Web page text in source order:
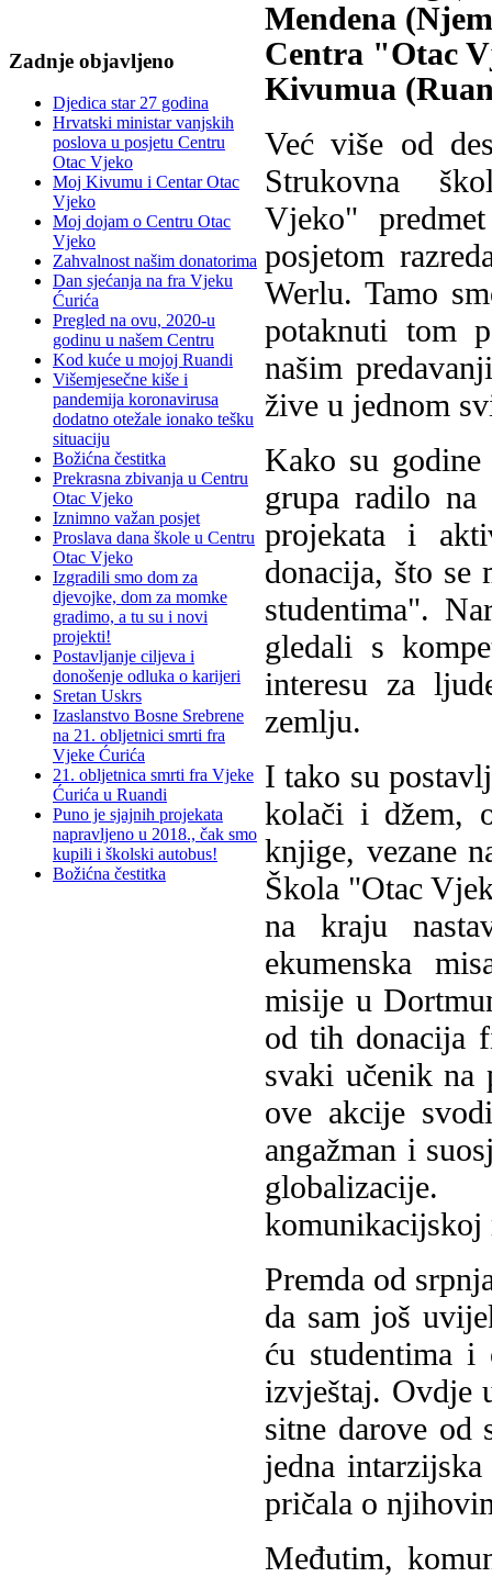
Zadnje objavljeno
Djedica star 27 godina
Hrvatski ministar vanjskih
poslova u posjetu Centru
Otac Vjeko
Moj Kivumu i Centar Otac
Vjeko
Moj dojam o Centru Otac
Vjeko
Zahvalnost našim donatorima
Dan sjećanja na fra Vjeku
Ćurića
Pregled na ovu, 2020-u
godinu u našem Centru
Kod kuće u mojoj Ruandi
Višemjesečne kiše i
pandemija koronavirusa
dodatno otežale ionako tešku
situaciju
Božićna čestitka
Prekrasna zbivanja u Centru
Otac Vjeko
Iznimno važan posjet
Proslava dana škole u Centru
Otac Vjeko
Izgradili smo dom za
djevojke, dom za momke
gradimo, a tu su i novi
projekti!
Postavljanje ciljeva i
donošenje odluka o karijeri
Sretan Uskrs
Izaslanstvo Bosne Srebrene
na 21. obljetnici smrti fra
Vjeke Ćurića
21. obljetnica smrti fra Vjeke
Ćurića u Ruandi
Puno je sjajnih projekata
napravljeno u 2018., čak smo
kupili i školski autobus!
Božićna čestitka
Mendena
Centra "Otac
Kivumua
Već više od
Strukovna
Vjeko"
posjetom
Werlu. Tamo
potaknuti tom
našim
žive u jednom
Kako su
grupa radilo
projekata i
donacija, što se
studentima".
gledali s
interesu za
zemlju.
I tako su
kolači i džem,
knjige, vezane
Škola "Otac
na kraju
ekumenska
misije u
od tih donacija
svaki učenik na
ove akcije
angažman i
komunikacijskoj
Premda od
da sam još
ću studentima i
izvještaj. Ovdje
sitne darove od
jedna
pričala o
Međutim,